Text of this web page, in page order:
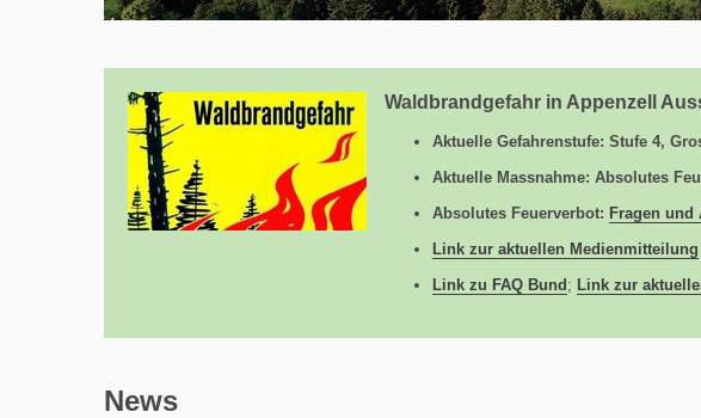
Waldbrandgefahr in Appenzell
Aktuelle Gefahrenstufe: Stufe 4,
Aktuelle Massnahme: Absolutes
Absolutes Feuerverbot: Fragen und
Link zur aktuellen Medienmitteilung
Link zu FAQ Bund; Link zur
News